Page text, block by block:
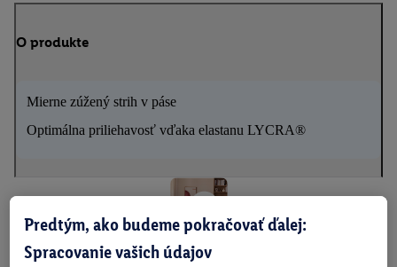
O produkte
Mierne zúžený strih v páse
Optimálna priliehavosť vďaka elastanu LYCRA®
Predtým, ako budeme pokračovať ďalej:
Spracovanie vašich údajov